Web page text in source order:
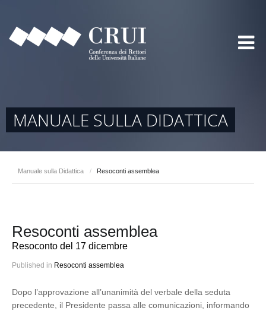
MANUALE SULLA DIDATTICA
Manuale sulla Didattica / Resoconti assemblea
Resoconti assemblea
Resoconto del 17 dicembre
Published in Resoconti assemblea
Dopo l’approvazione all’unanimità del verbale della seduta
precedente, il Presidente passa alle comunicazioni, informando